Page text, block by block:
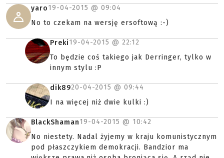
yaro19-04-2015 @ 09:04
No to czekam na wersję ersoftową :-)
Preki19-04-2015 @ 22:12
To będzie coś takiego jak Derringer, tylko w
innym stylu :P
dik8920-04-2015 @ 09:44
I na więcej niż dwie kulki :)
BlackShaman19-04-2015 @ 10:42
No niestety. Nadal żyjemy w kraju komunistycznym
pod płaszczykiem demokracji. Bandzior ma